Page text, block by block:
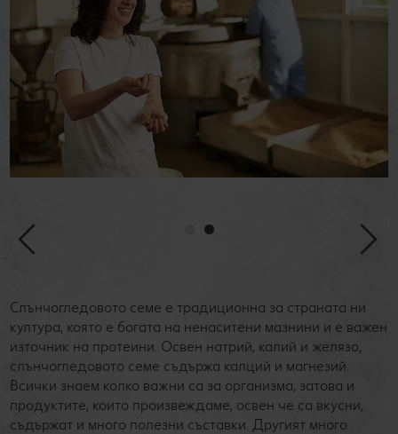
Слънчогледовото семе е традиционна за страната ни
култура, която е богата на ненаситени мазнини и е важен
източник на протеини. Освен натрий, калий и желязо,
слънчогледовото семе съдържа калций и магнезий.
Всички знаем колко важни са за организма, затова и
продуктите, които произвеждаме, освен че са вкусни,
съдържат и много полезни съставки. Другият много